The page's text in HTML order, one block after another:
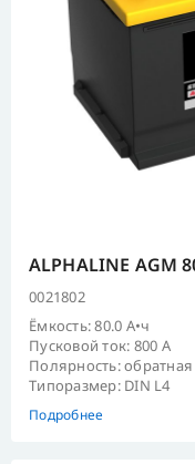
ALPHALINE AGM
0021802
Ёмкость: 80.0 А•ч
Пусковой ток: 800 А
Полярность: обратная
Типоразмер: DIN L4
Подробнее